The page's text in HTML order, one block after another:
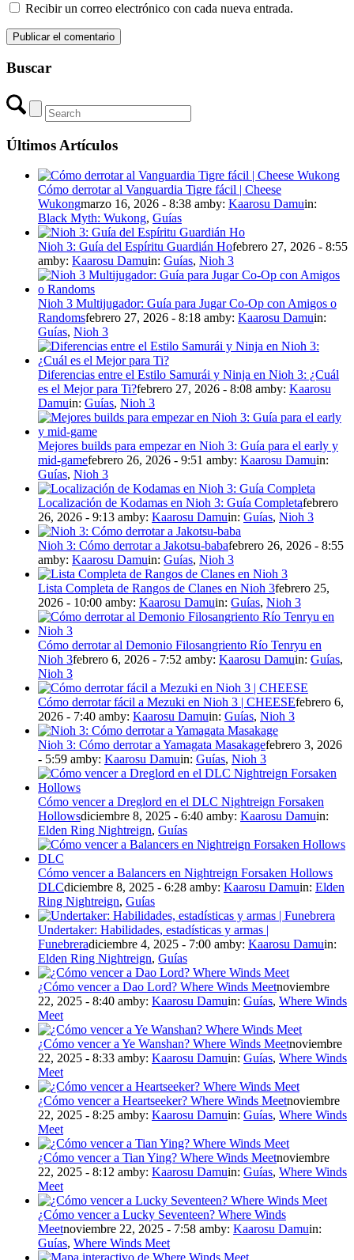
Recibir un correo electrónico con cada nueva entrada.
Buscar
Últimos Artículos
Cómo derrotar al Vanguardia Tigre fácil | Cheese
Wukongmarzo 16, 2026 - 8:38 amby: Kaarosu Damuin:
Black Myth: Wukong, Guías
Nioh 3: Guía del Espíritu Guardián Hofebrero 27, 2026 - 8:55
amby: Kaarosu Damuin: Guías, Nioh 3
Nioh 3 Multijugador: Guía para Jugar Co-Op con Amigos o
Randomsfebrero 27, 2026 - 8:18 amby: Kaarosu Damuin:
Guías, Nioh 3
Diferencias entre el Estilo Samurái y Ninja en Nioh 3: ¿Cuál
es el Mejor para Ti?febrero 27, 2026 - 8:08 amby: Kaarosu
Damuin: Guías, Nioh 3
Mejores builds para empezar en Nioh 3: Guía para el early y
mid-gamefebrero 26, 2026 - 9:51 amby: Kaarosu Damuin:
Guías, Nioh 3
Localización de Kodamas en Nioh 3: Guía Completafebrero
26, 2026 - 9:13 amby: Kaarosu Damuin: Guías, Nioh 3
Nioh 3: Cómo derrotar a Jakotsu-babafebrero 26, 2026 - 8:55
amby: Kaarosu Damuin: Guías, Nioh 3
Lista Completa de Rangos de Clanes en Nioh 3febrero 25,
2026 - 10:00 amby: Kaarosu Damuin: Guías, Nioh 3
Cómo derrotar al Demonio Filosangriento Río Tenryu en
Nioh 3febrero 6, 2026 - 7:52 amby: Kaarosu Damuin: Guías,
Nioh 3
Cómo derrotar fácil a Mezuki en Nioh 3 | CHEESEfebrero 6,
2026 - 7:40 amby: Kaarosu Damuin: Guías, Nioh 3
Nioh 3: Cómo derrotar a Yamagata Masakagefebrero 3, 2026
- 5:59 amby: Kaarosu Damuin: Guías, Nioh 3
Cómo vencer a Dreglord en el DLC Nightreign Forsaken
Hollowsdiciembre 8, 2025 - 6:40 amby: Kaarosu Damuin:
Elden Ring Nightreign, Guías
Cómo vencer a Balancers en Nightreign Forsaken Hollows
DLCdiciembre 8, 2025 - 6:28 amby: Kaarosu Damuin: Elden
Ring Nightreign, Guías
Undertaker: Habilidades, estadísticas y armas |
Funebreradiciembre 4, 2025 - 7:00 amby: Kaarosu Damuin:
Elden Ring Nightreign, Guías
¿Cómo vencer a Dao Lord? Where Winds Meetnoviembre
22, 2025 - 8:40 amby: Kaarosu Damuin: Guías, Where Winds
Meet
¿Cómo vencer a Ye Wanshan? Where Winds Meetnoviembre
22, 2025 - 8:33 amby: Kaarosu Damuin: Guías, Where Winds
Meet
¿Cómo vencer a Heartseeker? Where Winds Meetnoviembre
22, 2025 - 8:25 amby: Kaarosu Damuin: Guías, Where Winds
Meet
¿Cómo vencer a Tian Ying? Where Winds Meetnoviembre
22, 2025 - 8:12 amby: Kaarosu Damuin: Guías, Where Winds
Meet
¿Cómo vencer a Lucky Seventeen? Where Winds
Meetnoviembre 22, 2025 - 7:58 amby: Kaarosu Damuin:
Guías, Where Winds Meet